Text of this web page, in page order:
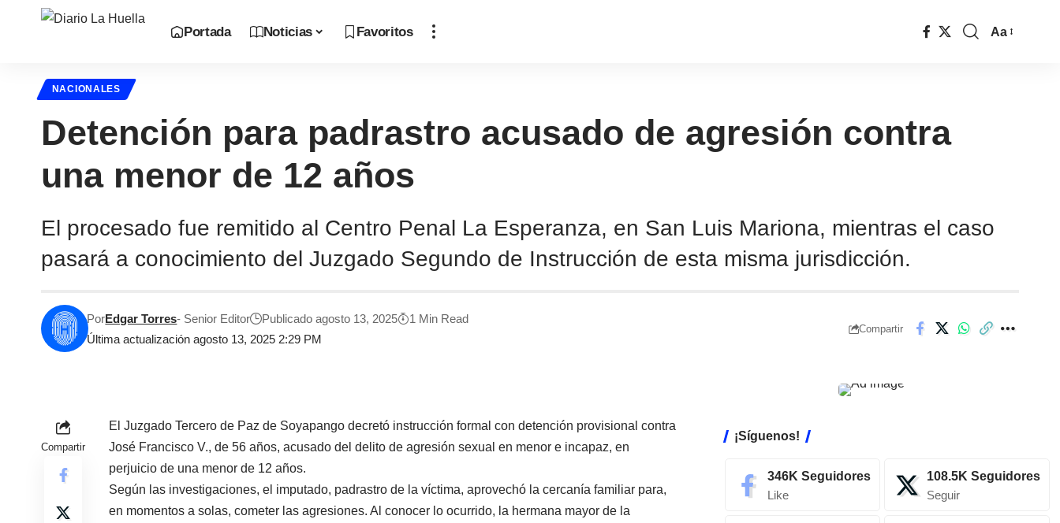
Portada Noticias Favoritos Aa
NACIONALES
Detención para padrastro acusado de agresión contra
una menor de 12 años
El procesado fue remitido al Centro Penal La Esperanza, en San Luis Mariona, mientras el caso
pasará a conocimiento del Juzgado Segundo de Instrucción de esta misma jurisdicción.
Última actualización agosto 13, 2025 2:29 PM
PorEdgar Torres- Senior Editor Publicado agosto 13, 2025 1 Min Read
Compartir
Compartir
El Juzgado Tercero de Paz de Soyapango decretó instrucción formal con detención provisional contra
José Francisco V., de 56 años, acusado del delito de agresión sexual en menor e incapaz, en
perjuicio de una menor de 12 años.
Según las investigaciones, el imputado, padrastro de la víctima, aprovechó la cercanía familiar para,
en momentos a solas, cometer las agresiones. Al conocer lo ocurrido, la hermana mayor de la
¡Síguenos!
346K Seguidores
Like
108.5K Seguidores
Seguir